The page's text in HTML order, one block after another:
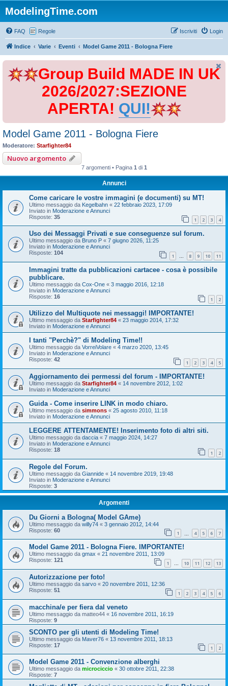
ModelingTime.com
FAQ Regole Login
Iscriviti
Indice Varie Eventi Model Game 2011 - Bologna Fiere
Group Build MADE IN UK
2026/2027:SEZIONE
APERTA! QUI!
Model Game 2011 - Bologna Fiere
Moderatore: Starfighter84
Nuovo argomento
7 argomenti • Pagina 1 di 1
Annunci
Come caricare le vostre immagini (e documenti) su MT!
Ultimo messaggio da Kegelbahn « 22 febbraio 2023, 17:09
Inviato in Moderazione e Annunci
Risposte: 35 1 2 3 4
Uso dei Messaggi Privati e sue conseguenze sul forum.
Ultimo messaggio da Bruno P « 7 giugno 2026, 11:25
Inviato in Moderazione e Annunci
Risposte: 104 1 … 8 9 10 11
Immagini tratte da pubblicazioni cartacee - cosa è possibile
pubblicare.
Ultimo messaggio da Cox-One « 3 maggio 2016, 12:18
Inviato in Moderazione e Annunci
Risposte: 16 1 2
Utilizzo del Multiquote nei messaggi! IMPORTANTE!
Ultimo messaggio da Starfighter84 « 23 maggio 2014, 17:32
Inviato in Moderazione e Annunci
I tanti "Perchè?" di Modeling Time!!
Ultimo messaggio da VorreiVolare « 4 marzo 2020, 13:45
Inviato in Moderazione e Annunci
Risposte: 42 1 2 3 4 5
Aggiornamento dei permessi del forum - IMPORTANTE!
Ultimo messaggio da Starfighter84 « 14 novembre 2012, 1:02
Inviato in Moderazione e Annunci
Guida - Come inserire LINK in modo chiaro.
Ultimo messaggio da simmons « 25 agosto 2010, 11:18
Inviato in Moderazione e Annunci
LEGGERE ATTENTAMENTE! Inserimento foto di altri siti.
Ultimo messaggio da daccia « 7 maggio 2024, 14:27
Inviato in Moderazione e Annunci
Risposte: 18 1 2
Regole del Forum.
Ultimo messaggio da Giannide « 14 novembre 2019, 19:48
Inviato in Moderazione e Annunci
Risposte: 3
Argomenti
Du Giorni a Bologna( Model GAme)
Ultimo messaggio da willy74 « 3 gennaio 2012, 14:44
Risposte: 60 1 4 5 6 7
Model Game 2011 - Bologna Fiere. IMPORTANTE!
Ultimo messaggio da gmax « 21 novembre 2011, 13:09
Risposte: 121 1 … 10 11 12 13
Autorizzazione per foto!
Ultimo messaggio da sarvo « 20 novembre 2011, 12:36
Risposte: 51 1 2 3 4 5 6
macchina/e per fiera dal veneto
Ultimo messaggio da matteo44 « 16 novembre 2011, 16:19
Risposte: 9
SCONTO per gli utenti di Modeling Time!
Ultimo messaggio da Maver76 « 13 novembre 2011, 18:13
Risposte: 17 1 2
Model Game 2011 - Convenzione alberghi
Ultimo messaggio da microciccio « 30 ottobre 2011, 22:38
Risposte: 7